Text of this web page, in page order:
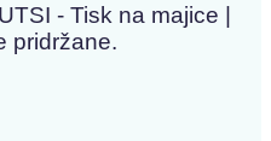
- Tisk na majice |
pridržane.